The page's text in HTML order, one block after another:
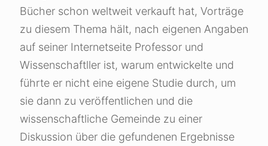
Bücher schon weltweit verkauft hat, Vorträge
zu diesem Thema hält, nach eigenen Angaben
auf seiner Internetseite Professor und
Wissenschaftller ist, warum entwickelte und
führte er nicht eine eigene Studie durch, um
sie dann zu veröffentlichen und die
wissenschaftliche Gemeinde zu einer
Diskussion über die gefundenen Ergebnisse